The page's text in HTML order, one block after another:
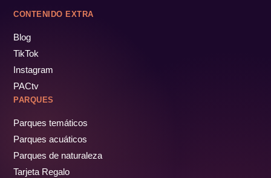
CONTENIDO EXTRA
Blog
TikTok
Instagram
PACtv
PARQUES
Parques temáticos
Parques acuáticos
Parques de naturaleza
Tarjeta Regalo